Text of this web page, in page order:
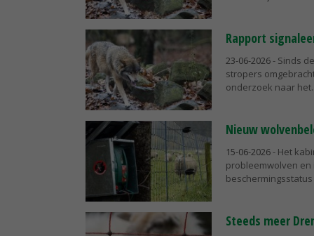
Rapport
23-06-2026- Sinds
stropers
onderzoek naar
Nieuw
15-06-2026- Het
probleemwolven en
Steeds meer